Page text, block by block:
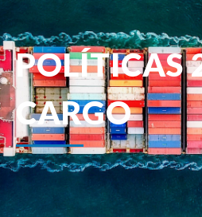
POLÍTICAS
CARGO